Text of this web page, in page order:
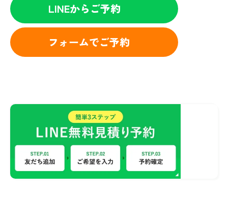
LINEからご予約
フォームでご予約